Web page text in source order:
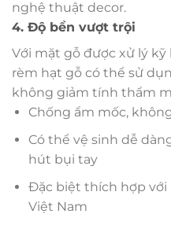
nghệ thuật decor.
4. Độ bền vượt trội
Với mặt gỗ được xử lý
rèm hạt gỗ có thể sử
không giảm tính thẩm
Chống ẩm mốc,
Có thể vệ sinh dễ
hút bụi tay
Đặc biệt thích hợp
Việt Nam